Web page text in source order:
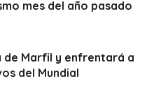
mes del año pasado
de Marfil y enfrentará a
del Mundial